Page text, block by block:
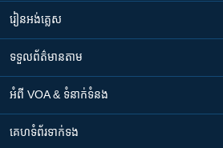
រៀន​​អង់គ្លេស
ទទួល​ព័ត៌មាន​តាម
អំពី​ VOA & ទំនាក់ទំនង
គេហទំព័រ​​ទាក់ទង